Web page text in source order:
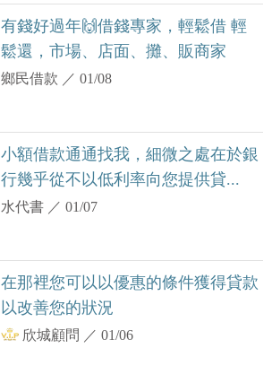
有錢好過年🙌借錢專家，輕鬆借 輕
鬆還，市場、店面、攤、販商家
鄉民借款 ／01/08
小額借款通通找我，細微之處在於銀
行幾乎從不以低利率向您提供貸...
水代書 ／01/07
在那裡您可以以優惠的條件獲得貸款
以改善您的狀況
欣城顧問 ／01/06